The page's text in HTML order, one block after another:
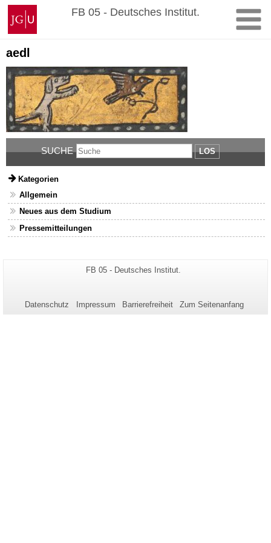
Zum
Inhalt
springen
Johannes
Gutenberg-
Universität
Mainz
FB 05 - Deutsches Institut.
aedl
SUCHE LOS
Kategorien
Allgemein
Neues aus dem Studium
Pressemitteilungen
Zusätzliche
dieser
Seiten-
FB 05 - Deutsches Institut.
Datenschutz Impressum Barrierefreiheit Zum Seitenanfang